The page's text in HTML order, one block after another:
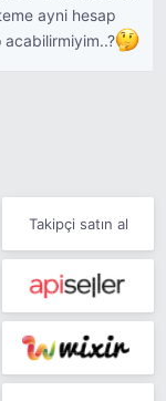
ayni hesap
Takipçi satın al